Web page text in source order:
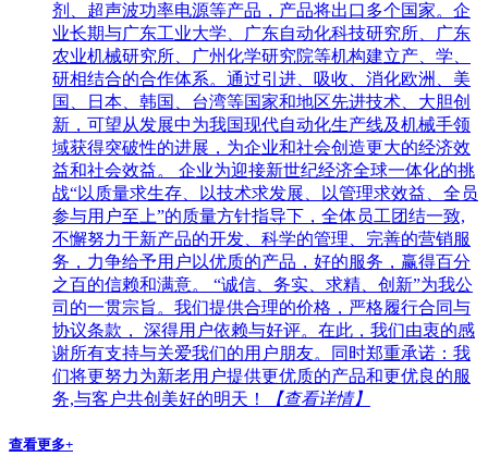
剂、超声波功率电源等产品，产品将出口多个国家。企
业长期与广东工业大学、广东自动化科技研究所、广东
农业机械研究所、广州化学研究院等机构建立产、学、
研相结合的合作体系。通过引进、吸收、消化欧洲、美
国、日本、韩国、台湾等国家和地区先进技术、大胆创
新，可望从发展中为我国现代自动化生产线及机械手领
域获得突破性的进展，为企业和社会创造更大的经济效
益和社会效益。 企业为迎接新世纪经济全球一体化的挑
战“以质量求生存、以技术求发展、以管理求效益、全员
参与用户至上”的质量方针指导下，全体员工团结一致,
不懈努力于新产品的开发、科学的管理、完善的营销服
务，力争给予用户以优质的产品，好的服务，赢得百分
之百的信赖和满意。 “诚信、务实、求精、创新”为我公
司的一贯宗旨。我们提供合理的价格，严格履行合同与
协议条款， 深得用户依赖与好评。在此，我们由衷的感
谢所有支持与关爱我们的用户朋友。同时郑重承诺：我
们将更努力为新老用户提供更优质的产品和更优良的服
务,与客户共创美好的明天！
【查看详情】
查看更多+